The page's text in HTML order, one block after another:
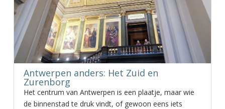
Antwerpen anders: Het Zuid en
Zurenborg
Het centrum van Antwerpen is een plaatje, maar wie
de binnenstad te druk vindt, of gewoon eens iets